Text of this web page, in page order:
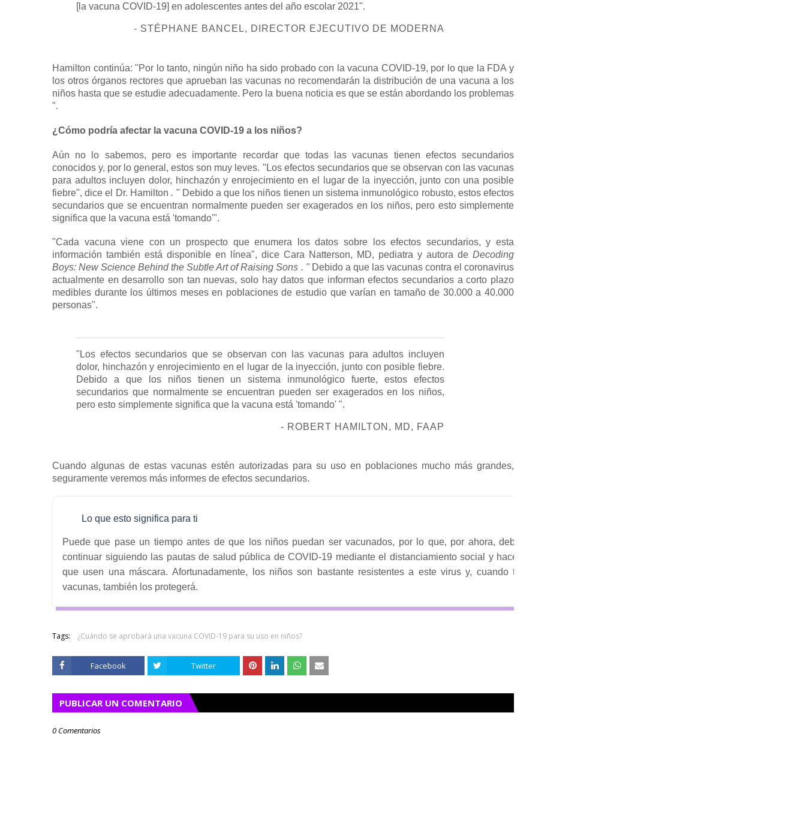
[la vacuna COVID-19] en adolescentes antes del año escolar 2021".
- STÉPHANE BANCEL, DIRECTOR EJECUTIVO DE MODERNA
Hamilton continúa: "Por lo tanto, ningún niño ha sido probado con la vacuna COVID-19, por lo que la FDA y
los otros órganos rectores que aprueban las vacunas no recomendarán la distribución de una vacuna a los
niños hasta que se estudie adecuadamente. Pero la buena noticia es que se están abordando los problemas
".
¿Cómo podría afectar la vacuna COVID-19 a los niños?
Aún no lo sabemos, pero es importante recordar que todas las vacunas tienen efectos secundarios
conocidos y, por lo general, estos son muy leves. "Los efectos secundarios que se observan con las vacunas
para adultos incluyen dolor, hinchazón y enrojecimiento en el lugar de la inyección, junto con una posible
fiebre", dice el Dr. Hamilton . " Debido a que los niños tienen un sistema inmunológico robusto, estos efectos
secundarios que se encuentran normalmente pueden ser exagerados en los niños, pero esto simplemente
significa que la vacuna está 'tomando'".
"Cada vacuna viene con un prospecto que enumera los datos sobre los efectos secundarios, y esta
información también está disponible en línea", dice Cara Natterson, MD, pediatra y autora de Decoding
Boys: New Science Behind the Subtle Art of Raising Sons . "Debido a que las vacunas contra el coronavirus
actualmente en desarrollo son tan nuevas, solo hay datos que informan efectos secundarios a corto plazo
medibles durante los últimos meses en poblaciones de estudio que varían en tamaño de 30.000 a 40.000
personas".
"Los efectos secundarios que se observan con las vacunas para adultos incluyen
dolor, hinchazón y enrojecimiento en el lugar de la inyección, junto con posible fiebre.
Debido a que los niños tienen un sistema inmunológico fuerte, estos efectos
secundarios que normalmente se encuentran pueden ser exagerados en los niños,
pero esto simplemente significa que la vacuna está 'tomando' ".
- ROBERT HAMILTON, MD, FAAP
Cuando algunas de estas vacunas estén autorizadas para su uso en poblaciones mucho más grandes,
seguramente veremos más informes de efectos secundarios.
Lo que esto significa para ti
Puede que pase un tiempo antes de que los niños puedan ser vacunados, por lo que, por ahora, debe
continuar siguiendo las pautas de salud pública de COVID-19 mediante el distanciamiento social y hacer
que usen una máscara.Afortunadamente, los niños son bastante resistentes a este virus y, cuando te
vacunas, también los protegerá.
Tags: ¿Cuándo se aprobará una vacuna COVID-19 para su uso en niños?
Facebook Twitter
PUBLICAR UN COMENTARIO
0 Comentarios